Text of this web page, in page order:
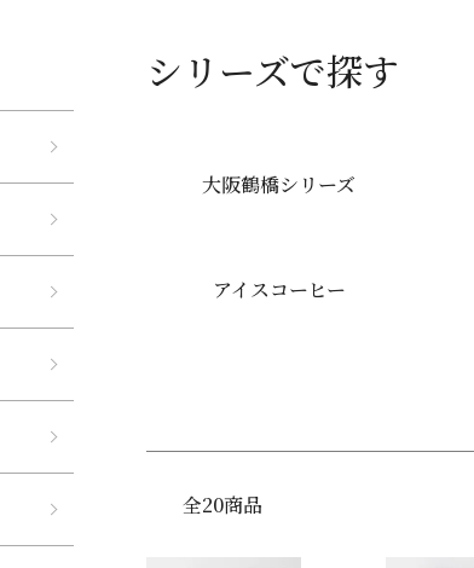
シリーズで探す
大阪鶴橋シリーズ
アイスコーヒー
全20商品